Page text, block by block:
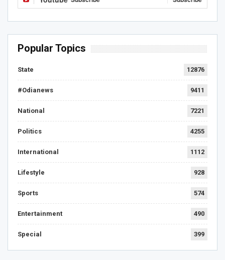
Popular Topics
State 12876
#Odianews 9411
National 7221
Politics 4255
International 1112
Lifestyle 928
Sports 574
Entertainment 490
Special 399